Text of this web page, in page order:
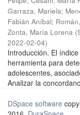
Garraza, Mariela;
Fabián Aníbal;
Zonta, María Lorena (
2022-02-04)
Introducción. El
herramienta para
adolescentes,
Analizar la
DSpace software